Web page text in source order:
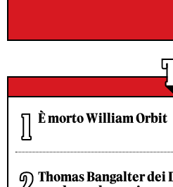
È morto William Orbit
Thomas Bangalter dei